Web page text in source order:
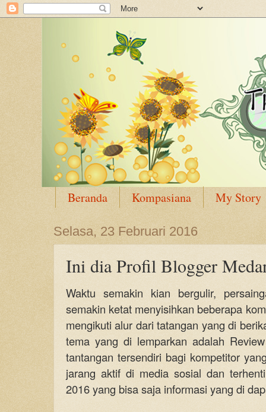
Beranda Kompasiana My Story
Selasa, 23 Februari 2016
Ini dia Profil Blogger
Waktu semakin kian bergulir,
semakin ketat menyisihkan beberapa
mengikuti alur dari tatangan yang di
tema yang di lemparkan adalah
tantangan tersendiri bagi kompetitor
jarang aktif di media sosial dan
2016 yang bisa saja informasi yang di